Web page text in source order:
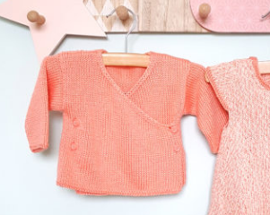
Ensemble en Kaléïdo (92%
en Salade de fruits (50% coton
avec
ses boutons fleurs en
Un cache-coeur uni tricoté en
d’une côte mousse. Sur le
boutons ferment le modèle.
Une robe évasée à petits
endroit et bordée d’une côte